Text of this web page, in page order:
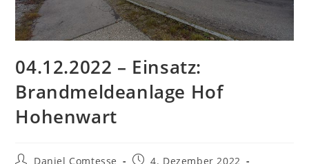
04.12.2022 – Einsatz:
Brandmeldeanlage Hof
Hohenwart
Beitrags-
Daniel Comtesse
Beitrag4. Dezember 2022